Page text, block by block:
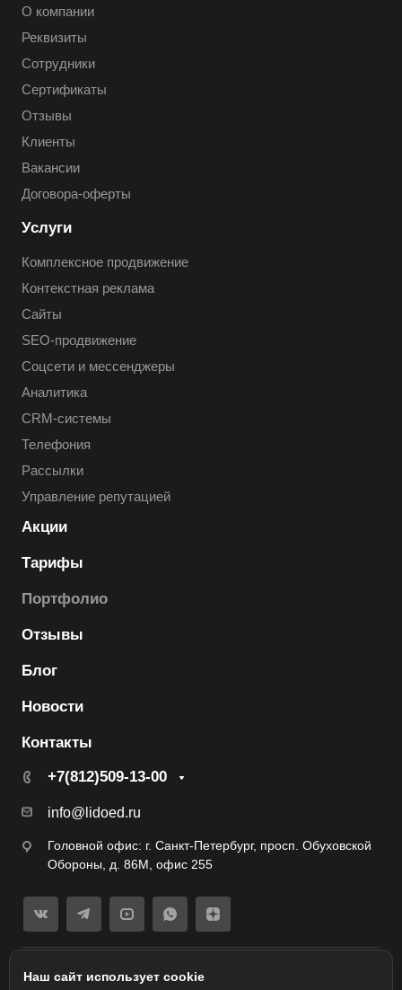
О компании
Реквизиты
Сотрудники
Сертификаты
Отзывы
Клиенты
Вакансии
Договора-оферты
Услуги
Комплексное продвижение
Контекстная реклама
Сайты
SEO-продвижение
Соцсети и мессенджеры
Аналитика
CRM-системы
Телефония
Рассылки
Управление репутацией
Акции
Тарифы
Портфолио
Отзывы
Блог
Новости
Контакты
+7(812)509-13-00
info@lidoed.ru
Головной офис: г. Санкт-Петербург, просп. Обуховской
Обороны, д. 86М, офис 255
© 2017-2026 Лидоед
Наш сайт использует cookie